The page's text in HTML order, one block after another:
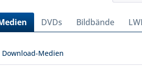
DVDs Bildbände
Download-Medien